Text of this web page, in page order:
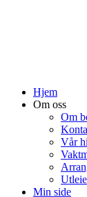
Hjem
Om oss
Om
Vår
Min side